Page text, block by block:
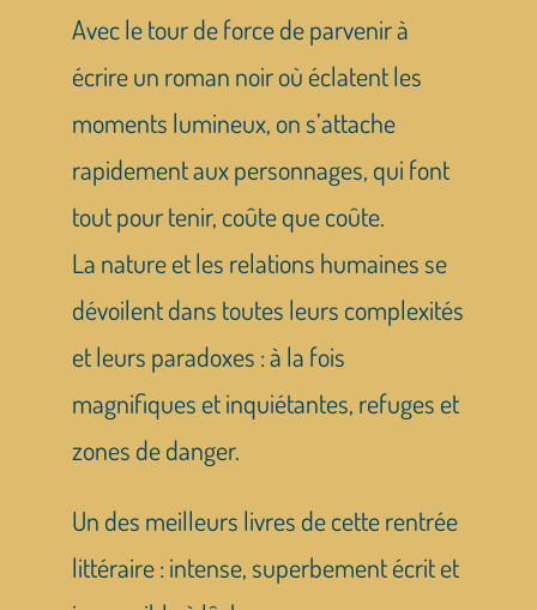
Avec le tour de force de parvenir à
écrire un roman noir où éclatent les
moments lumineux, on s’attache
rapidement aux personnages, qui font
tout pour tenir, coûte que coûte.
La nature et les relations humaines se
dévoilent dans toutes leurs complexités
et leurs paradoxes : à la fois
magnifiques et inquiétantes, refuges et
zones de danger.
Un des meilleurs livres de cette rentrée
littéraire : intense, superbement écrit et